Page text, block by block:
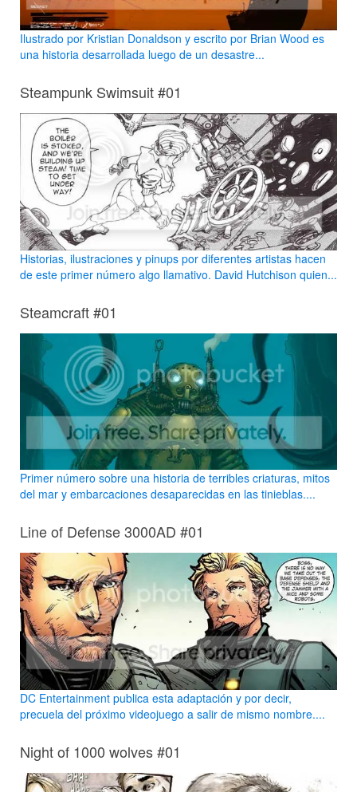
Ilustrado por Kristian Donaldson y escrito por Brian Wood es
una historia desarrollada luego de un desastre...
Steampunk Swimsuit #01
Historias, ilustraciones y pinups por diferentes artistas hacen
de este primer número algo llamativo. David Hutchison quien...
Steamcraft #01
Primer número sobre una historia de terribles criaturas, mitos
del mar y embarcaciones desaparecidas en las tinieblas....
Line of Defense 3000AD #01
DC Entertainment publica esta adaptación y por decir,
precuela del próximo videojuego a salir de mismo nombre....
Night of 1000 wolves #01